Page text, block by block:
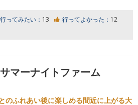
行ってみたい： 13 行ってよかった： 12
マーナイトファーム
のふれあい後に楽しめる間近に上がる大